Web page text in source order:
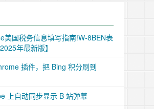
美国税务信息填写指南!W-8BEN表
年最新版】
插件，把 Bing 积分刷到
上自动同步显示 B 站弹幕